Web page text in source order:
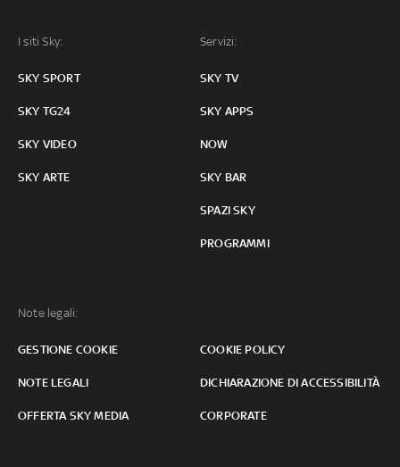
I siti Sky:
SKY SPORT
SKY TG24
SKY VIDEO
SKY ARTE
Servizi:
SKY TV
SKY APPS
NOW
SKY BAR
SPAZI SKY
PROGRAMMI
Note legali:
GESTIONE COOKIE COOKIE POLICY
NOTE LEGALI DICHIARAZIONE DI ACCESSIBILITÀ
OFFERTA SKY MEDIA CORPORATE